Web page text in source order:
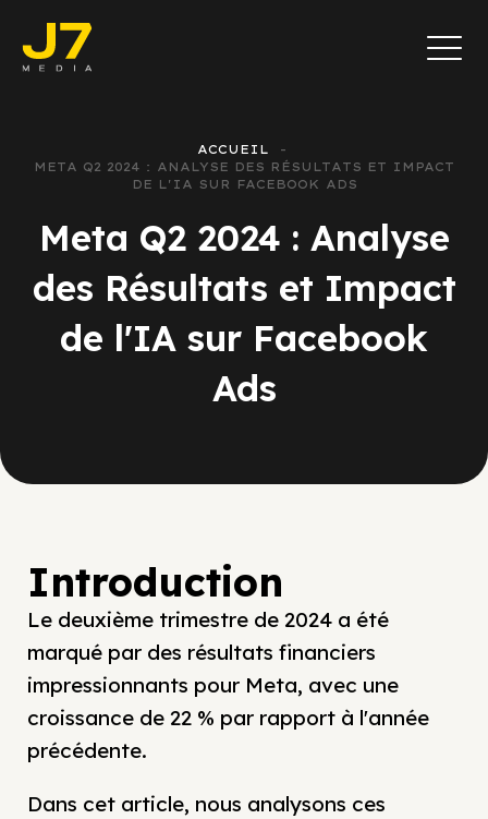
ACCUEIL
META Q2 2024 : ANALYSE DES RÉSULTATS ET IMPACT
DE L'IA SUR FACEBOOK ADS
Meta Q2 2024 : Analyse
des Résultats et Impact
de l'IA sur Facebook
Ads
Introduction
Le deuxième trimestre de 2024 a été
marqué par des résultats financiers
impressionnants pour Meta, avec une
croissance de 22 % par rapport à l'année
précédente.
Dans cet article, nous analysons ces